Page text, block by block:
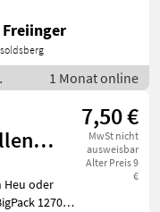
zum
Wiegestreuer
1 Monat online
7,50 €
MwSt nicht
ausweisbar
Alter Preis 9
€
Heu oder
1270